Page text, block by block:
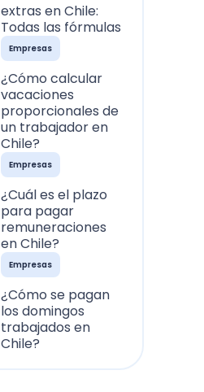
extras en Chile:
Todas las fórmulas
Empresas
¿Cómo calcular
vacaciones
proporcionales de
un trabajador en
Chile?
Empresas
¿Cuál es el plazo
para pagar
remuneraciones
en Chile?
Empresas
¿Cómo se pagan
los domingos
trabajados en
Chile?